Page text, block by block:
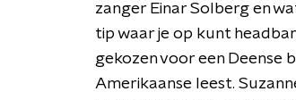
zanger Einar Solberg en
tip waar je op kunt
gekozen voor een Deense
Amerikaanse leest.